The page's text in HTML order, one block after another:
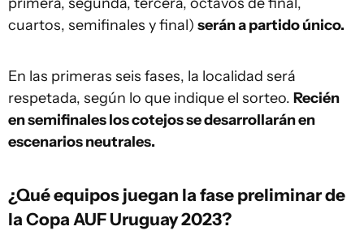
cuartos, semifinales y final) serán a partido único.
En las primeras seis fases, la localidad será
respetada, según lo que indique el sorteo. Recién
en semifinales los cotejos se desarrollarán en
escenarios neutrales.
¿Qué equipos juegan la fase preliminar de
la Copa AUF Uruguay 2023?